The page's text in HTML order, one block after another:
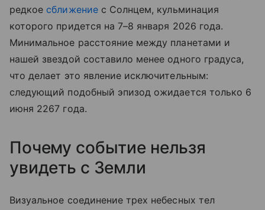
редкое сближениес Солнцем, кульминация
которого придется на 7–8 января 2026 года.
Минимальное расстояние между планетами и
нашей звездой составило менее одного градуса,
что делает это явление исключительным:
следующий подобный эпизод ожидается только 6
июня 2267 года.
Почему событие нельзя
увидеть с Земли
Визуальное соединение трех небесных тел